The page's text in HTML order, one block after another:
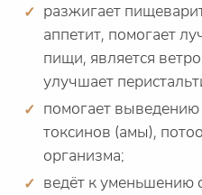
разжигает
аппетит, помогает
пищи, является
улучшает
помогает
токсинов (амы),
организма;
ведёт к уменьшению